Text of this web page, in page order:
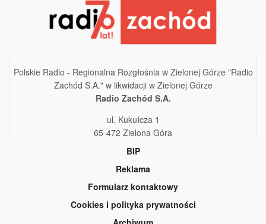
Polskie Radio - Regionalna Rozgłośnia w Zielonej Górze "Radio
Zachód S.A." w likwidacji w Zielonej Górze
Radio Zachód S.A.
ul. Kukułcza 1
65-472 Zielona Góra
BIP
Reklama
Formularz kontaktowy
Cookies i polityka prywatności